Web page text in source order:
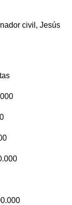
civil, Jesús